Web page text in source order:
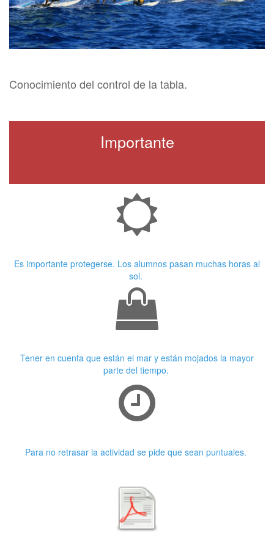
Conocimiento del control de la tabla.
Importante
Es importante protegerse. Los alumnos pasan muchas horas al
sol.
Tener en cuenta que están el mar y están mojados la mayor
parte del tiempo.
Para no retrasar la actividad se pide que sean puntuales.